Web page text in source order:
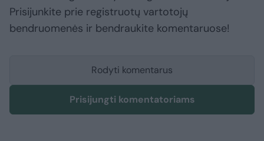
Prisijunkite prie registruotų vartotojų
bendruomenės ir bendraukite komentaruose!
Rodyti komentarus
Prisijungti komentatoriams